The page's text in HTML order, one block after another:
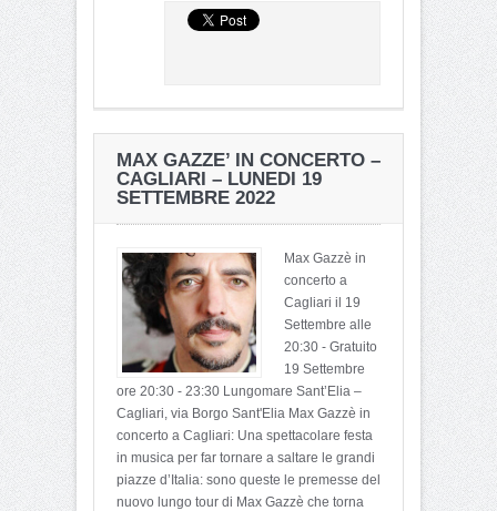
MAX GAZZE’ IN CONCERTO –
CAGLIARI – LUNEDI 19
SETTEMBRE 2022
Max Gazzè in
concerto a
Cagliari il 19
Settembre alle
20:30 - Gratuito
19 Settembre
ore 20:30 - 23:30 Lungomare Sant’Elia –
Cagliari, via Borgo Sant'Elia Max Gazzè in
concerto a Cagliari: Una spettacolare festa
in musica per far tornare a saltare le grandi
piazze d’Italia: sono queste le premesse del
nuovo lungo tour di Max Gazzè che torna